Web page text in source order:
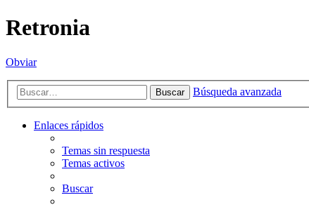
Retronia
Obviar
Buscar Búsqueda avanzada
Enlaces rápidos
Temas sin respuesta
Temas activos
Buscar